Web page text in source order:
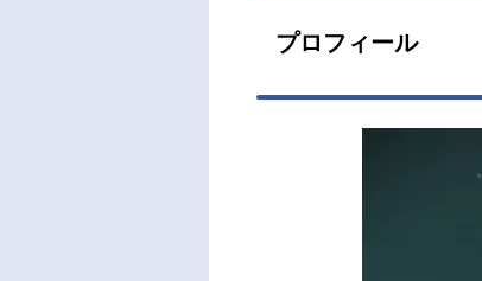
プロフィール